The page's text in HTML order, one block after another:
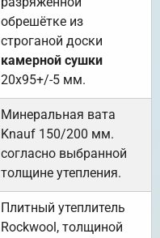
обрешётке из
строганой доски
камерной сушки
20х95+/-5 мм.
Минеральная вата
Knauf 150/200 мм.
согласно выбранной
толщине утепления.
Плитный утеплитель
Rockwool, толщиной